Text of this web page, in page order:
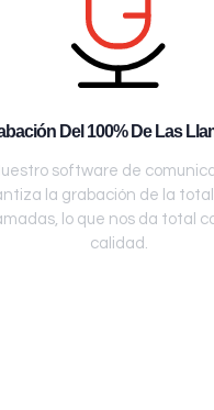
Del 100% De Las
software de
la grabación de la
lo que nos da total
calidad.